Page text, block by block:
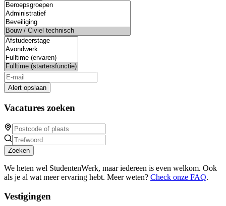
Alert opslaan
Vacatures zoeken
Zoeken
We heten wel StudentenWerk, maar iedereen is even welkom. Ook
als je al wat meer ervaring hebt. Meer weten? Check onze FAQ.
Vestigingen